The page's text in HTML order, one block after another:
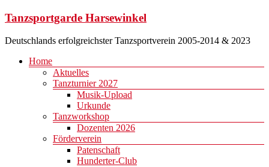
Zum
springen
Tanzsportgarde Harsewinkel
Deutschlands erfolgreichster Tanzsportverein 2005-2014 & 2023
Menü
Home
Aktuelles
Tanzturnier 2027
Musik-Upload
Urkunde
Tanzworkshop
Dozenten 2026
Förderverein
Patenschaft
Hunderter-Club